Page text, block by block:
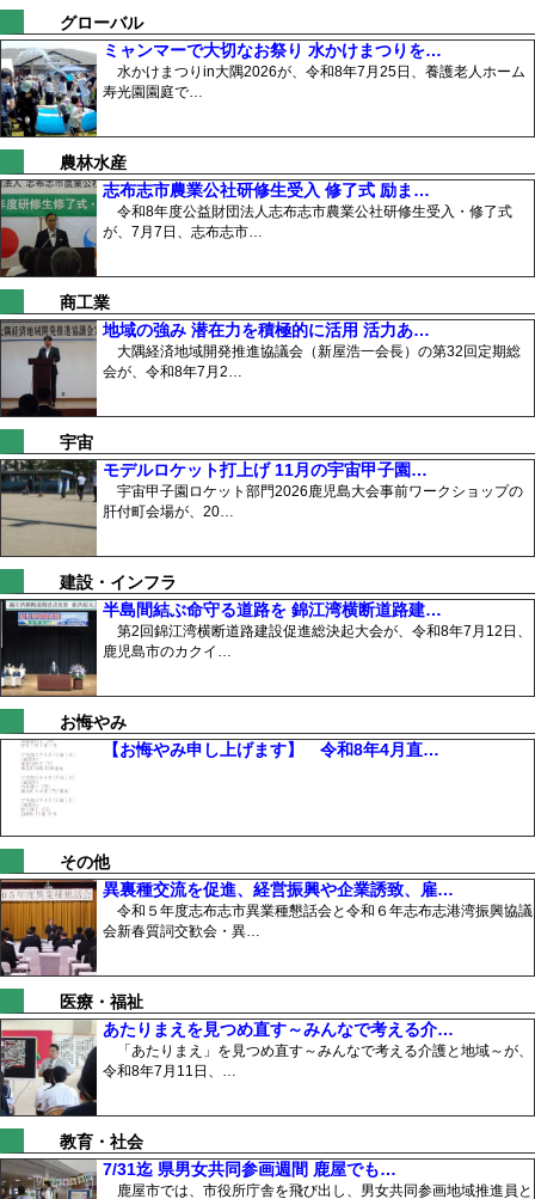
グローバル
ミャンマーで大切なお祭り 水かけまつりを…
水かけまつりin大隅2026が、令和8年7月25日、養護老人ホーム
寿光園園庭で…
農林水産
志布志市農業公社研修生受入 修了式 励ま…
令和8年度公益財団法人志布志市農業公社研修生受入・修了式
が、7月7日、志布志市…
商工業
地域の強み 潜在力を積極的に活用 活力あ…
大隅経済地域開発推進協議会（新屋浩一会長）の第32回定期総
会が、令和8年7月2…
宇宙
モデルロケット打上げ 11月の宇宙甲子園…
宇宙甲子園ロケット部門2026鹿児島大会事前ワークショップの
肝付町会場が、20…
建設・インフラ
半島間結ぶ命守る道路を 錦江湾横断道路建…
第2回錦江湾横断道路建設促進総決起大会が、令和8年7月12日、
鹿児島市のカクイ…
お悔やみ
【お悔やみ申し上げます】 令和8年4月直…
その他
異裏種交流を促進、経営振興や企業誘致、雇…
令和５年度志布志市異業種懇話会と令和６年志布志港湾振興協議
会新春質詞交歓会・異…
医療・福祉
あたりまえを見つめ直す～みんなで考える介…
「あたりまえ」を見つめ直す～みんなで考える介護と地域～が、
令和8年7月11日、…
教育・社会
7/31迄 県男女共同参画週間 鹿屋でも…
鹿屋市では、市役所庁舎を飛び出し、男女共同参画地域推進員と